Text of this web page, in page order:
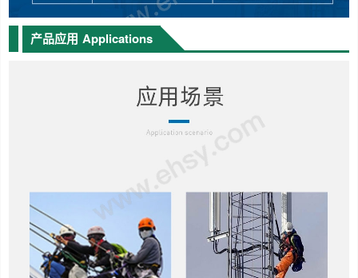
产品应用 Applications